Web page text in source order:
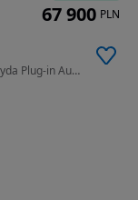
1580 cm3 • 141 KM • 1,6 Benzyna 105 KM + Hybryda Plug-in Automat GWARANCJA Zamiana Zarej.
67 900 PLN